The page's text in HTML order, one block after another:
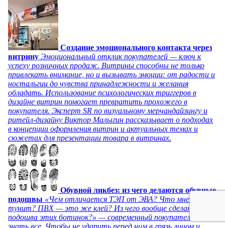
Создание эмоционального контакта через
витрину Эмоциональный отклик покупателей — ключ к
успеху розничных продаж. Витрины способны не только
привлекать внимание, но и вызывать эмоции: от радости и
ностальгии до чувства принадлежности и желания
обладать. Использование психологических триггеров в
дизайне витрин помогает превратить прохожего в
покупателя. Эксперт SR по визуальному мерчандайзингу и
ритейл-дизайну Виктор Малыгин рассказывает о подходах
в концепции оформления витрин и актуальных темах и
сюжетах для презентации товара в витринах.
Обувной ликбез: из чего делаются обувные
подошвы «Чем отличается ТЭП от ЭВА? Что мне сулит
тунит? ПВХ — это же клей? Из чего вообще сделана
подошва этих ботинок?» — современный покупатель хочет
знать все. Чтобы не ударить перед ним в грязь лицом и